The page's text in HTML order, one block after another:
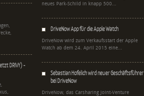
DRIVY) -
neues Park-Schild in knapp 500...
DriveNow App für die Apple Watch
DriveNow wird zum Verkaufsstart der Apple
Watch ab dem 24. April 2015 eine...
Sebastian Hofelich wird neuer Geschäftsführer
bei DriveNow
DriveNow, das Carsharing Joint-Venture